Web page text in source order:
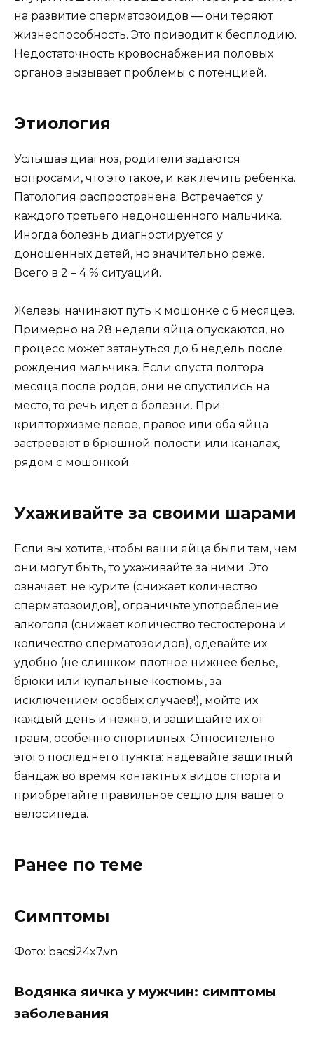
на развитие сперматозоидов — они теряют
жизнеспособность. Это приводит к бесплодию.
Недостаточность кровоснабжения половых
органов вызывает проблемы с потенцией.
Этиология
Услышав диагноз, родители задаются
вопросами, что это такое, и как лечить ребенка.
Патология распространена. Встречается у
каждого третьего недоношенного мальчика.
Иногда болезнь диагностируется у
доношенных детей, но значительно реже.
Всего в 2 – 4 % ситуаций.
Железы начинают путь к мошонке с 6 месяцев.
Примерно на 28 недели яйца опускаются, но
процесс может затянуться до 6 недель после
рождения мальчика. Если спустя полтора
месяца после родов, они не спустились на
место, то речь идет о болезни. При
крипторхизме левое, правое или оба яйца
застревают в брюшной полости или каналах,
рядом с мошонкой.
Ухаживайте за своими шарами
Если вы хотите, чтобы ваши яйца были тем, чем
они могут быть, то ухаживайте за ними. Это
означает: не курите (снижает количество
сперматозоидов), ограничьте употребление
алкоголя (снижает количество тестостерона и
количество сперматозоидов), одевайте их
удобно (не слишком плотное нижнее белье,
брюки или купальные костюмы, за
исключением особых случаев!), мойте их
каждый день и нежно, и защищайте их от
травм, особенно спортивных. Относительно
этого последнего пункта: надевайте защитный
бандаж во время контактных видов спорта и
приобретайте правильное седло для вашего
велосипеда.
Ранее по теме
Симптомы
Фото: bacsi24x7.vn
Водянка яичка у мужчин: симптомы
заболевания